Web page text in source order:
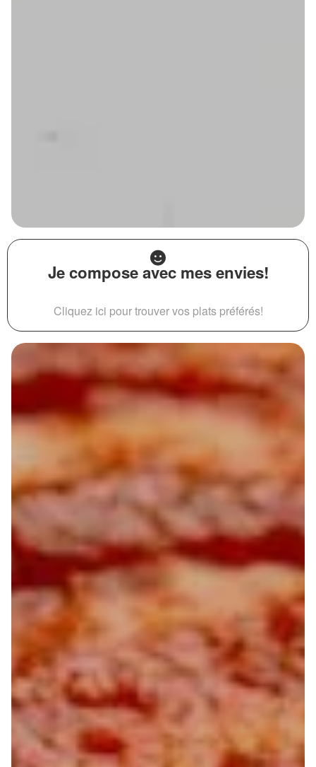
Je compose avec mes envies!
Cliquez ici pour trouver vos plats préférés!